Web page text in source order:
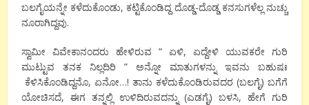
ಬಲಗೈಯನ್ನೇ ಕಳೆದುಕೊಂಡು, ಕಟ್ಟಿಕೊಂಡಿದ್ದ ದೊಡ್ಡ-ದೊಡ್ಡ ಕನಸುಗಳೆಲ್ಲ ನುಚ್ಚು
ನೂರಾಗಿದ್ದವು.
ಸ್ವಾಮೀ ವಿವೇಕಾನಂದರು ಹೇಳಿರುವ ” ಏಳಿ, ಏದ್ದೇಳಿ ಯುವಕರೇ ಗುರಿ
ಮುಟ್ಟುವ ತನಕ ನಿಲ್ಲದಿರಿ ” ಅನ್ನೋ ಮಾತುಗಳನ್ನು ಇವನು ಬಹುಷಃ
ಕೆಳಿಸಿಕೊಂಡಿದ್ದನೊ, ಏನೋ…! ತಾನು ಕಳೆದುಕೊಂಡಿರುವದರ (ಬಲಗೈ) ಬಗೆಗೆ
ಯೋಚಿಸದೆ, ಈಗ ತನ್ನಲ್ಲಿ ಉಳಿದಿರುವದನ್ನು (ಎಡಗೈ) ಬಳಸಿ, ಹೇಗೆ ಗುರಿ